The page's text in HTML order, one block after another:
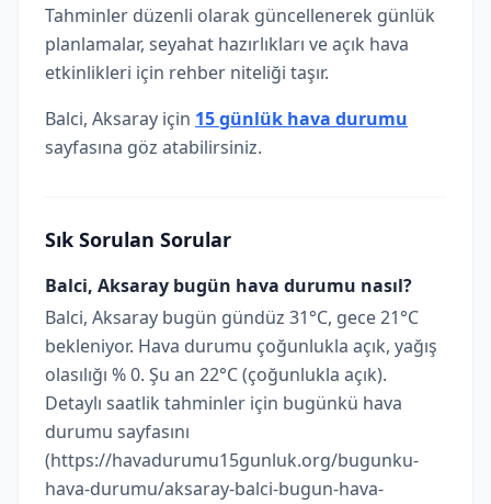
Tahminler düzenli olarak güncellenerek günlük
planlamalar, seyahat hazırlıkları ve açık hava
etkinlikleri için rehber niteliği taşır.
Balci, Aksaray için 15 günlük hava durumu
sayfasına göz atabilirsiniz.
Sık Sorulan Sorular
Balci, Aksaray bugün hava durumu nasıl?
Balci, Aksaray bugün gündüz 31°C, gece 21°C
bekleniyor. Hava durumu çoğunlukla açık, yağış
olasılığı % 0. Şu an 22°C (çoğunlukla açık).
Detaylı saatlik tahminler için bugünkü hava
durumu sayfasını
(https://havadurumu15gunluk.org/bugunku-
hava-durumu/aksaray-balci-bugun-hava-